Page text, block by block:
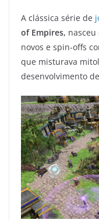
A clássica série de
of Empires,
novos e spin-offs
que misturava
desenvolvimento